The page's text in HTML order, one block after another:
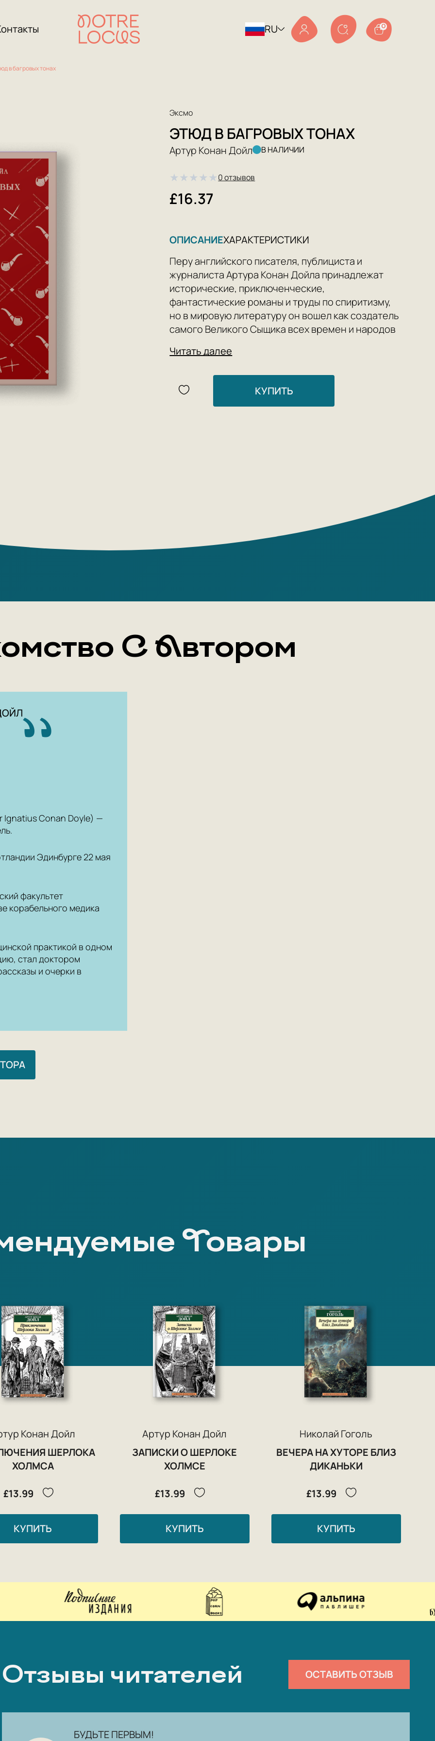
RU 0
в багровых тонах
Эксмо
ЭТЮД В БАГРОВЫХ ТОНАХ
Артур Конан Дойл В НАЛИЧИИ
★★★★★0 отзывов
£16.37
ОПИСАНИЕХАРАКТЕРИСТИКИ
Перу английского писателя, публициста и
журналиста Артура Конан Дойла принадлежат
исторические, приключенческие,
фантастические романы и труды по спиритизму,
но в мировую литературу он вошел как создатель
самого Великого Сыщика всех времен и народов
обладатель острого ума и необыкновенной
наблюдательности, с помощью своего
дедуктивного метода сыщик решает самые
В это издание вошли романы «Этюд в багровых
тонах» и «Знак четырех», а также цикл рассказов
Читать далее
КУПИТЬ
С Автором
Conan Doyle) —
Эдинбурге 22 мая
факультет
корабельного медика
практикой в одном
стал доктором
и очерки в
Товары
Конан Дойл
ШЕРЛОКА
ХОЛМСА
£13.99
КУПИТЬ
Артур Конан Дойл
ЗАПИСКИ О ШЕРЛОКЕ
ХОЛМСЕ
£13.99
КУПИТЬ
Николай Гоголь
ВЕЧЕРА НА ХУТОРЕ БЛИЗ
ДИКАНЬКИ
£13.99
КУПИТЬ
Отзывы читателей ОСТАВИТЬ ОТЗЫВ
БУДЬТЕ ПЕРВЫМ!